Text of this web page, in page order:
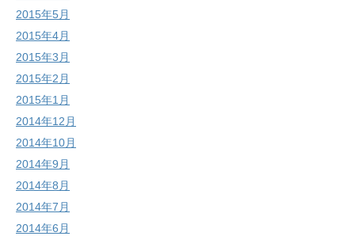
2015年5月
2015年4月
2015年3月
2015年2月
2015年1月
2014年12月
2014年10月
2014年9月
2014年8月
2014年7月
2014年6月